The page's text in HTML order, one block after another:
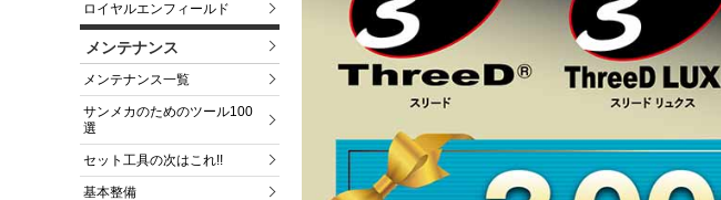
ロイヤルエンフィールド
メンテナンス
メンテナンス一覧
サンメカのためのツール100
選
セット工具の次はこれ!!
基本整備